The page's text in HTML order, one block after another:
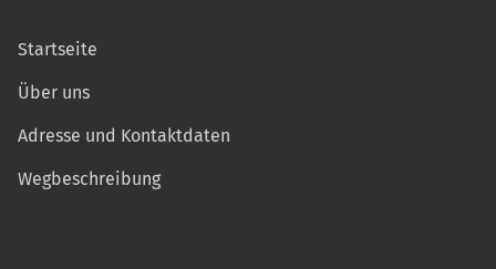
Startseite
Über uns
Adresse und Kontaktdaten
Wegbeschreibung